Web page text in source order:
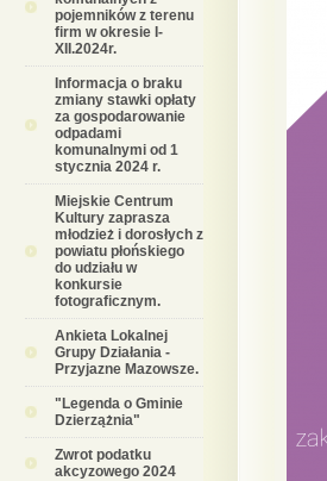
pojemników z terenu
firm w okresie I-
XII.2024r.
Informacja o braku
zmiany stawki opłaty
za gospodarowanie
odpadami
komunalnymi od 1
stycznia 2024 r.
Miejskie Centrum
Kultury zaprasza
młodzież i dorosłych z
powiatu płońskiego
do udziału w
konkursie
fotograficznym.
Ankieta Lokalnej
Grupy Działania -
Przyjazne Mazowsze.
"Legenda o Gminie
Dzierzążnia"
Zwrot podatku
akcyzowego 2024